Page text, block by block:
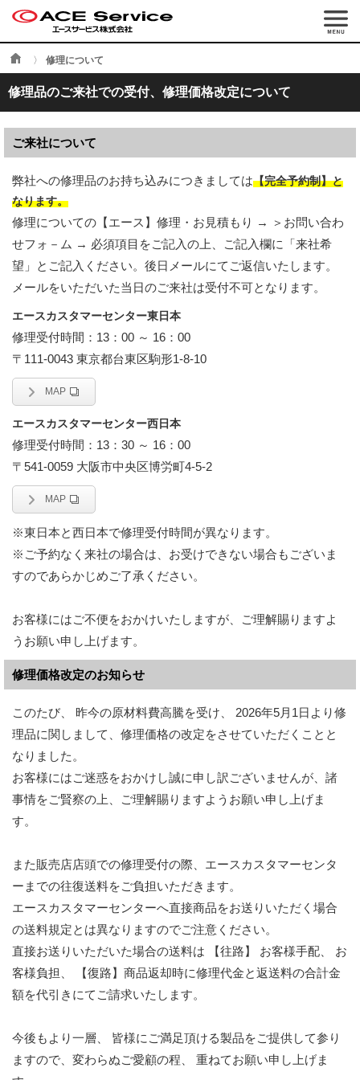
修理について
修理品のご来社での受付、修理価格改定について
ご来社について
弊社への修理品のお持ち込みにつきましては【完全予約制】と
なります。
修理についての【エース】修理・お見積もり → ＞お問い合わ
せフォ－ム → 必須項目をご記入の上、ご記入欄に「来社希
望」とご記入ください。後日メールにてご返信いたします。
メールをいただいた当日のご来社は受付不可となります。
エースカスタマーセンター東日本
修理受付時間：13：00 ～ 16：00
〒111-0043 東京都台東区駒形1-8-10
MAP
エースカスタマーセンター西日本
修理受付時間：13：30 ～ 16：00
〒541-0059 大阪市中央区博労町4-5-2
MAP
※東日本と西日本で修理受付時間が異なります。
※ご予約なく来社の場合は、お受けできない場合もございま
すのであらかじめご了承ください。
お客様にはご不便をおかけいたしますが、ご理解賜りますよ
うお願い申し上げます。
修理価格改定のお知らせ
このたび、 昨今の原材料費高騰を受け、 2026年5月1日より修
理品に関しまして、修理価格の改定をさせていただくことと
なりました。
お客様にはご迷惑をおかけし誠に申し訳ございませんが、諸
事情をご賢察の上、ご理解賜りますようお願い申し上げま
す。
また販売店店頭での修理受付の際、エースカスタマーセンタ
ーまでの往復送料をご負担いただきます。
エースカスタマーセンターへ直接商品をお送りいただく場合
の送料規定とは異なりますのでご注意ください。
直接お送りいただいた場合の送料は 【往路】 お客様手配、 お
客様負担、 【復路】商品返却時に修理代金と返送料の合計金
額を代引きにてご請求いたします。
今後もより一層、 皆様にご満足頂ける製品をご提供して参り
ますので、変わらぬご愛顧の程、 重ねてお願い申し上げま